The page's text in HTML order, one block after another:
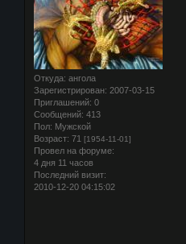
Откуда: ангола
Зарегистрирован: 2007-03-15
Приглашений: 0
Сообщений: 413
Пол: Мужской
Возраст: 71 [1954-11-01]
Провел на форуме:
4 дня 11 часов
Последний визит:
2010-12-20 04:15:02